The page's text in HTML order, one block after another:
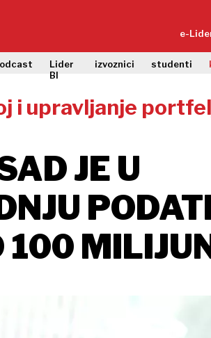
e-
Lider
BI
izvoznici studenti
i upravljanje
JE U
100